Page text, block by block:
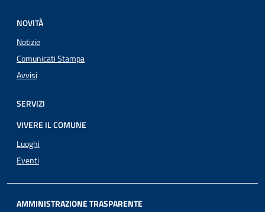
NOVITÀ
Notizie
Comunicati Stampa
Avvisi
SERVIZI
VIVERE IL COMUNE
Luoghi
Eventi
AMMINISTRAZIONE TRASPARENTE